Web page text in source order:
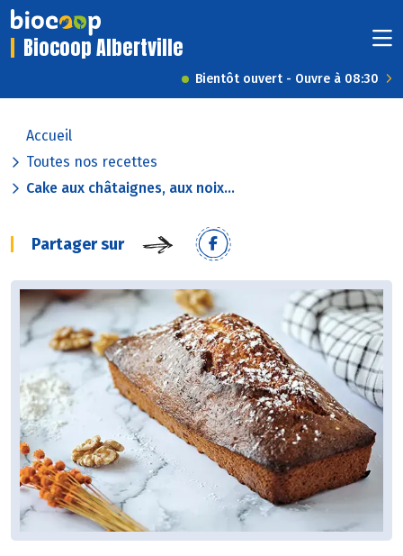
Biocoop Albertville
Bientôt ouvert - Ouvre à 08:30
Accueil
Toutes nos recettes
Cake aux châtaignes, aux noix...
Partager sur